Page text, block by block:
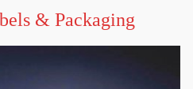
& Packaging